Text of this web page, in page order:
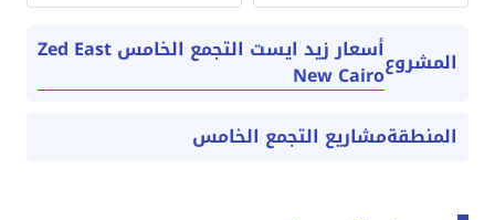
المشروع أسعار زيد ايست التجمع الخامس Zed East
New Cairo
المنطقةمشاريع التجمع الخامس